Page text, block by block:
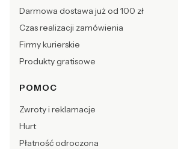
Darmowa dostawa już od 100 zł
Czas realizacji zamówienia
Firmy kurierskie
Produkty gratisowe
POMOC
Zwroty i reklamacje
Hurt
Płatność odroczona